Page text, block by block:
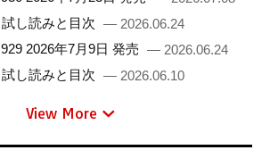
し読みと目次 — 2026.06.24
2026年7月9日 発売 — 2026.06.24
し読みと目次 — 2026.06.10
View More